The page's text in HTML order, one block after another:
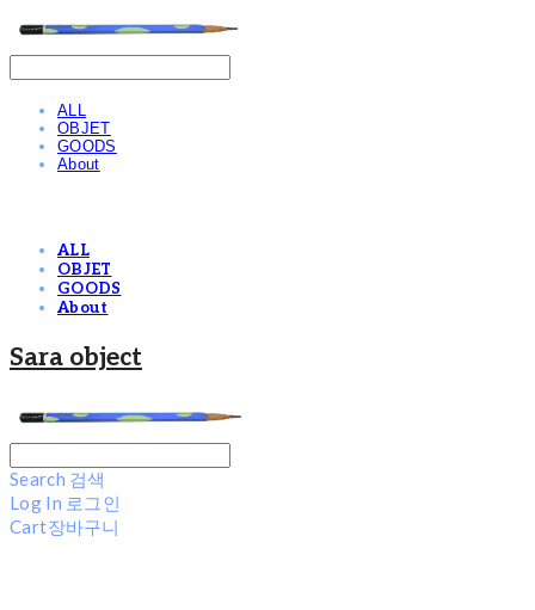
ALL
OBJET
GOODS
About
ALL
OBJET
GOODS
About
Sara object
Search 검색
Log In 로그인
Cart장바구니